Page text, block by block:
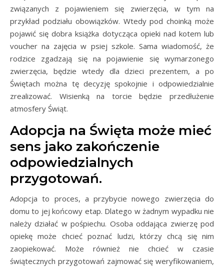
związanych z pojawieniem się zwierzęcia, w tym na
przykład podziału obowiązków. Wtedy pod choinką może
pojawić się dobra książka dotycząca opieki nad kotem lub
voucher na zajęcia w psiej szkole. Sama wiadomość, że
rodzice zgadzają się na pojawienie się wymarzonego
zwierzęcia, będzie wtedy dla dzieci prezentem, a po
Świętach można tę decyzję spokojnie i odpowiedzialnie
zrealizować. Wisienką na torcie będzie przedłużenie
atmosfery Świąt.
Adopcja na Święta może mieć
sens jako zakończenie
odpowiedzialnych
przygotowań.
Adopcja to proces, a przybycie nowego zwierzęcia do
domu to jej końcowy etap. Dlatego w żadnym wypadku nie
należy działać w pośpiechu. Osoba oddająca zwierzę pod
opiekę może chcieć poznać ludzi, którzy chcą się nim
zaopiekować. Może również nie chcieć w czasie
świątecznych przygotowań zajmować się weryfikowaniem,